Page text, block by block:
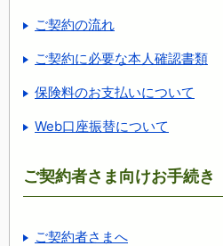
ご契約の流れ
ご契約に必要な本人確認書類
保険料のお支払いについて
Web口座振替について
ご契約者さま向けお手続き
ご契約者さまへ